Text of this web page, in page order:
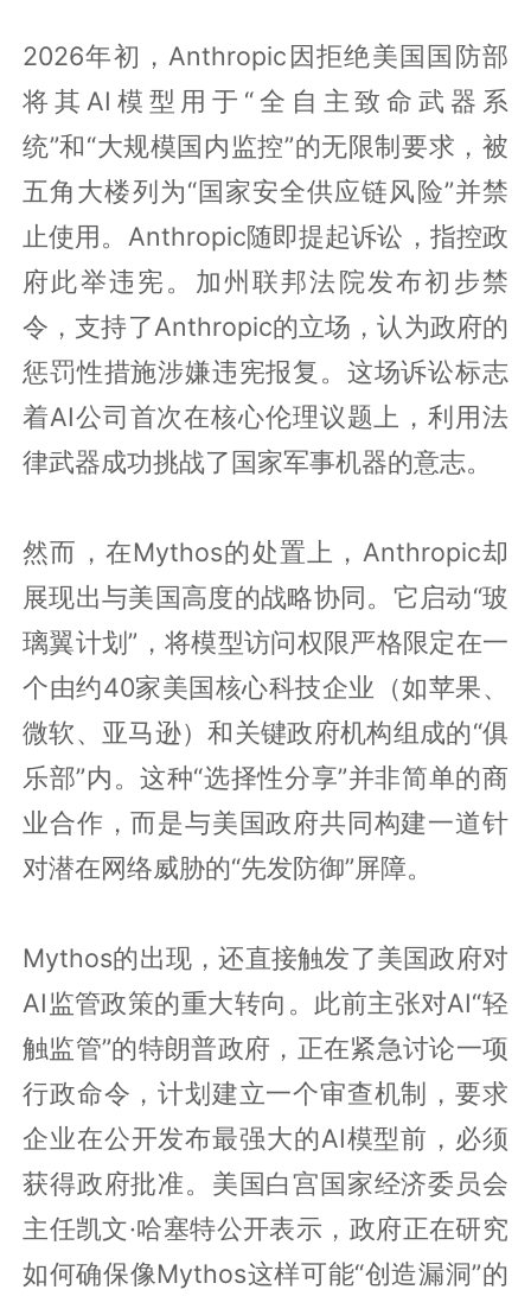
2026年初，Anthropic因拒绝美国国防部
将其AI模型用于“全自主致命武器系
统”和“大规模国内监控”的无限制要求，被
五角大楼列为“国家安全供应链风险”并禁
止使用。Anthropic随即提起诉讼，指控政
府此举违宪。加州联邦法院发布初步禁
令，支持了Anthropic的立场，认为政府的
惩罚性措施涉嫌违宪报复。这场诉讼标志
着AI公司首次在核心伦理议题上，利用法
律武器成功挑战了国家军事机器的意志。
然而，在Mythos的处置上，Anthropic却
展现出与美国高度的战略协同。它启动“玻
璃翼计划”，将模型访问权限严格限定在一
个由约40家美国核心科技企业（如苹果、
微软、亚马逊）和关键政府机构组成的“俱
乐部”内。这种“选择性分享”并非简单的商
业合作，而是与美国政府共同构建一道针
对潜在网络威胁的“先发防御”屏障。
Mythos的出现，还直接触发了美国政府对
AI监管政策的重大转向。此前主张对AI“轻
触监管”的特朗普政府，正在紧急讨论一项
行政命令，计划建立一个审查机制，要求
企业在公开发布最强大的AI模型前，必须
获得政府批准。美国白宫国家经济委员会
主任凯文·哈塞特公开表示，政府正在研究
如何确保像Mythos这样可能“创造漏洞”的